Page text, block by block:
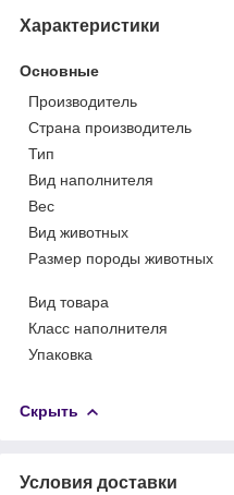
Характеристики
Основные
Производитель
Страна производитель
Тип
Вид наполнителя
Вес
Вид животных
Размер породы животных
Вид товара
Класс наполнителя
Упаковка
Скрыть
Условия доставки